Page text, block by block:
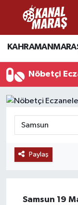
Nöbetçi
Paylaş
Samsun 19
CANLI YAYIN
GÜNCEL
SİYASET
EKONOMİ
Süper Lig
Tüm